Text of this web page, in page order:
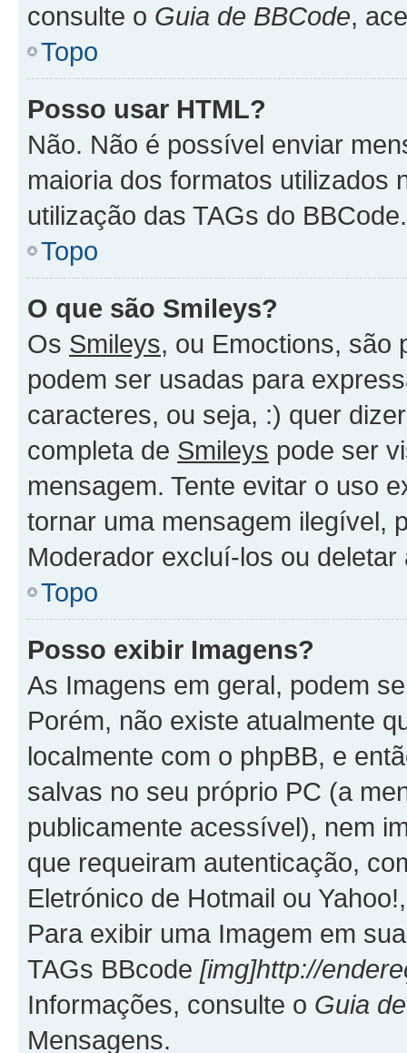
consulte o Guia de BBCode,
Topo
Posso usar HTML?
Não. Não é possível enviar
maioria dos formatos utilizados
utilização das TAGs do BBCode.
Topo
O que são Smileys?
Os Smileys, ou Emoctions, são
podem ser usadas para
caracteres, ou seja, :) quer
completa de Smileys pode ser
mensagem. Tente evitar o uso
tornar uma mensagem ilegível,
Moderador excluí-los ou
Topo
Posso exibir Imagens?
As Imagens em geral, podem
Porém, não existe atualmente
localmente com o phpBB, e
salvas no seu próprio PC (a
publicamente acessível), nem
que requeiram autenticação,
Eletrónico de Hotmail ou
Para exibir uma Imagem em
TAGs BBcode [img]http://
Informações, consulte o Guia
Mensagens.